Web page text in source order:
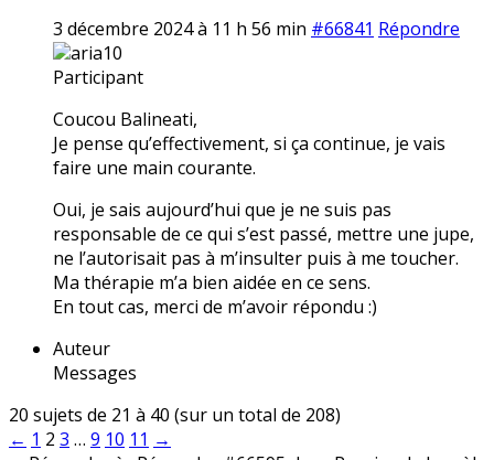
3 décembre 2024 à 11 h 56 min #66841 Répondre
aria10
Participant
Coucou Balineati,
Je pense qu’effectivement, si ça continue, je vais
faire une main courante.
Oui, je sais aujourd’hui que je ne suis pas
responsable de ce qui s’est passé, mettre une jupe,
ne l’autorisait pas à m’insulter puis à me toucher.
Ma thérapie m’a bien aidée en ce sens.
En tout cas, merci de m’avoir répondu :)
Auteur
Messages
20 sujets de 21 à 40 (sur un total de 208)
← 1 2 3 … 9 10 11 →